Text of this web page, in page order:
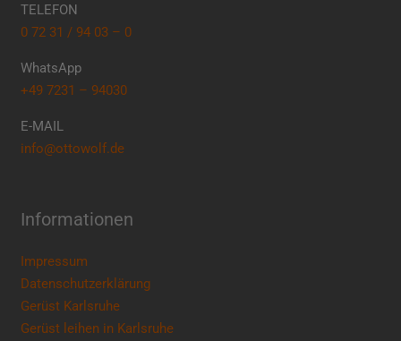
TELEFON
0 72 31 / 94 03 – 0
WhatsApp
+49 7231 – 94030
E-MAIL
info@ottowolf.de
Informationen
Impressum
Datenschutzerklärung
Gerüst Karlsruhe
Gerüst leihen in Karlsruhe